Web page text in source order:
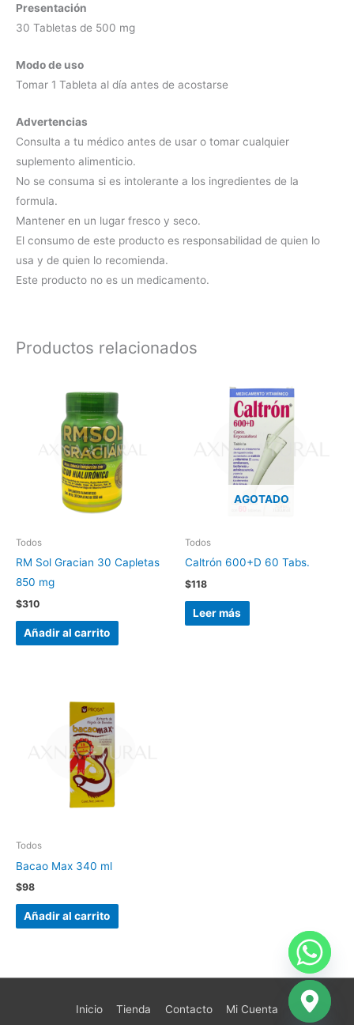
Presentación
30 Tabletas de 500 mg
Modo de uso
Tomar 1 Tableta al día antes de acostarse
Advertencias
Consulta a tu médico antes de usar o tomar cualquier
suplemento alimenticio.
No se consuma si es intolerante a los ingredientes de la
formula.
Mantener en un lugar fresco y seco.
El consumo de este producto es responsabilidad de quien lo
usa y de quien lo recomienda.
Este producto no es un medicamento.
Productos relacionados
Todos
RM Sol Gracian 30 Capletas
850 mg
$310
Añadir al carrito
AGOTADO
Todos
Caltrón 600+D 60 Tabs.
$118
Leer más
Todos
Bacao Max 340 ml
$98
Añadir al carrito
Inicio Tienda Contacto
Mi Cuenta
chaty